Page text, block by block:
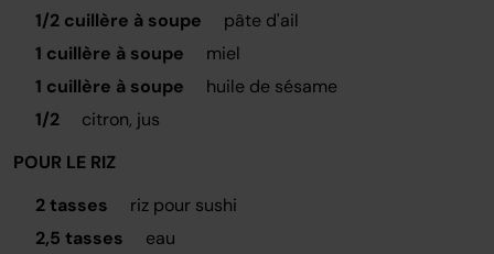
1/2 cuillère à soupe
pâte d'ail
1 cuillère à soupe
miel
1 cuillère à soupe
huile de sésame
1/2
citron, jus
POUR LE RIZ
2 tasses
riz pour sushi
2,5 tasses
eau